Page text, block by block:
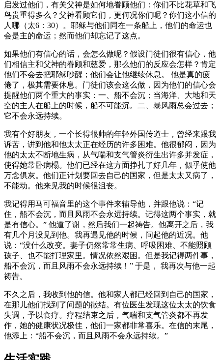
启发过他们，有关父神是如何地眷顾他们：你们不比花草和飞
鸟贵重得多么？父神看顾它们，更何况你们呢？你们这小信的
人哪（太6：30）。耶稣与他们同在一条船上，他们的命运也
会是主的命运；然而他们却忘记了这点。
如果他们有信心的话，会怎么做呢？假设门徒们很有信心，他
们相信主和父神的眷顾和慈爱，那么他们的反应会怎样？肯定
他们不会去把耶稣吵醒；他们会让他继续休息。 他是真的疲
倦了，极其需要休息。门徒们该会这么做，因为他们的信心会
提醒他们两个重大的事实：一、船不会沉；当海洋、大地和天
空的主人在船上的时候，船不可能沉。二、暴风雨总会过去；
它不会永远持续。
我有个好朋友，一个长得很帅的年轻外国传道士，曾经来跟我
诉苦，讲到他和他太太正在经历的许多困难。他很郁闷，因为
他的太太不断地生病，从气喘和支气管炎衍生出许多并发症，
使得她常卧病榻。他们已经在这方面挣扎了好几年，似乎使他
万念俱灰。他们正计划要回去自己的国家，但是太太又病了，
不能动。他来见我的时候很沮丧。
我记得用马可福音里的这个事件来辅导他，并跟他说：“记
住，船不会沉，而且风雨不会永远持续。记得这两个事实，就
是有信心。” 他道了谢，然后我们一起祷告。他离开之后，我
有几个月没见到他。我再遇见他的时候，问起他的近况。他
说：“没什么改变。妻子仍然常常生病、呼吸困难、不能照顾
孩子、也不能打理家里。情况依然艰困。但是我记得两件事，
船不会沉，而且风雨不会永远持续！” 于是， 我再次与他一起
祷告。
不久之后，我收到他的信。他和家人都已经回到自己的国家，
在那儿他们找到了问题的徵结。有位医生发现这位太太的饮食
失调，予以食疗。疗程结束之后，气喘和支气管炎都不再发
作，她的健康状况极佳，他们一家都非常喜乐。在信的末尾，
他添上：“船不会沉，而且风雨不会永远持续。”